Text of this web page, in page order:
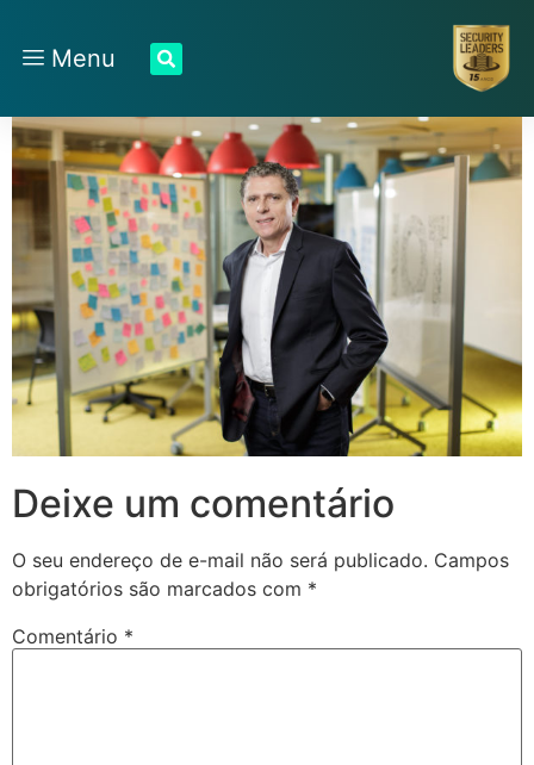
Menu
Deixe um comentário
O seu endereço de e-mail não será publicado. Campos
obrigatórios são marcados com *
Comentário *